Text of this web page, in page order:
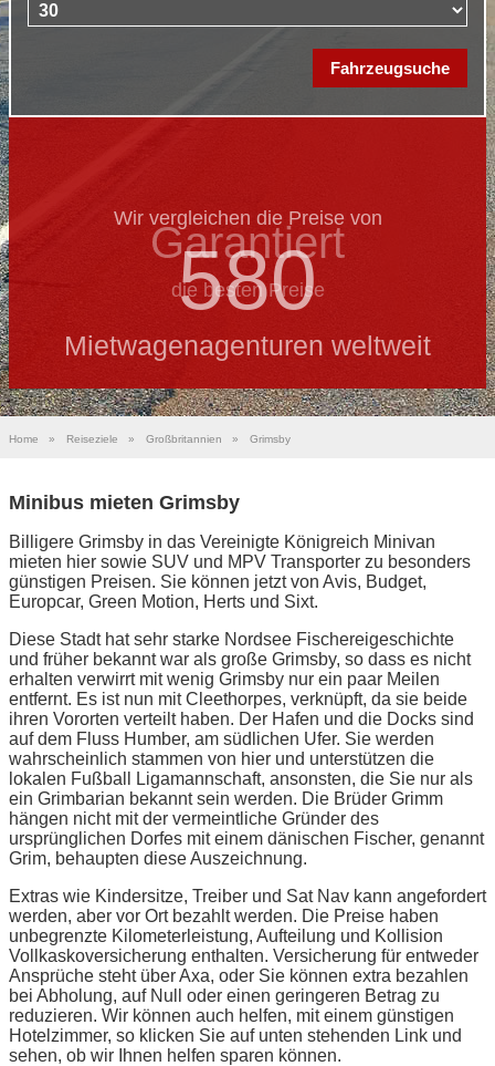
Wir vergleichen die Preise von
580
Mietwagenagenturen weltweit
Garantiert
die besten Preise
Home » Reiseziele » Großbritannien » Grimsby
Minibus mieten Grimsby
Billigere Grimsby in das Vereinigte Königreich Minivan
mieten hier sowie SUV und MPV Transporter zu besonders
günstigen Preisen. Sie können jetzt von Avis, Budget,
Europcar, Green Motion, Herts und Sixt.
Diese Stadt hat sehr starke Nordsee Fischereigeschichte
und früher bekannt war als große Grimsby, so dass es nicht
erhalten verwirrt mit wenig Grimsby nur ein paar Meilen
entfernt. Es ist nun mit Cleethorpes, verknüpft, da sie beide
ihren Vororten verteilt haben. Der Hafen und die Docks sind
auf dem Fluss Humber, am südlichen Ufer. Sie werden
wahrscheinlich stammen von hier und unterstützen die
lokalen Fußball Ligamannschaft, ansonsten, die Sie nur als
ein Grimbarian bekannt sein werden. Die Brüder Grimm
hängen nicht mit der vermeintliche Gründer des
ursprünglichen Dorfes mit einem dänischen Fischer, genannt
Grim, behaupten diese Auszeichnung.
Extras wie Kindersitze, Treiber und Sat Nav kann angefordert
werden, aber vor Ort bezahlt werden. Die Preise haben
unbegrenzte Kilometerleistung, Aufteilung und Kollision
Vollkaskoversicherung enthalten. Versicherung für entweder
Ansprüche steht über Axa, oder Sie können extra bezahlen
bei Abholung, auf Null oder einen geringeren Betrag zu
reduzieren. Wir können auch helfen, mit einem günstigen
Hotelzimmer, so klicken Sie auf unten stehenden Link und
sehen, ob wir Ihnen helfen sparen können.